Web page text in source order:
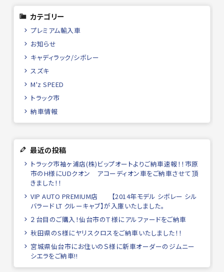
カテゴリー
プレミアム輸入車
お知らせ
キャディラック/シボレー
スズキ
M'z SPEED
トラック市
納車情報
最近の投稿
トラック市袖ヶ浦店(株)ビップオートよりご納車速報！！市原
市のH様にUDクオン アコーディオン車をご納車させて頂
きました！！
VIP AUTO PREMIUM店 【2014年モデル シボレー シル
バラード LT クルーキャブ】が入庫いたしました。
２台目のご購入！仙台市のＴ様にアルファードをご納車
秋田県のS様にヤリスクロスをご納車いたしました！！
宮城県仙台市にお住いのＳ様に新車オーダーのジムニー
シエラをご納車!!